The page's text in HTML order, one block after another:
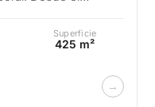
Superficie
425 m²